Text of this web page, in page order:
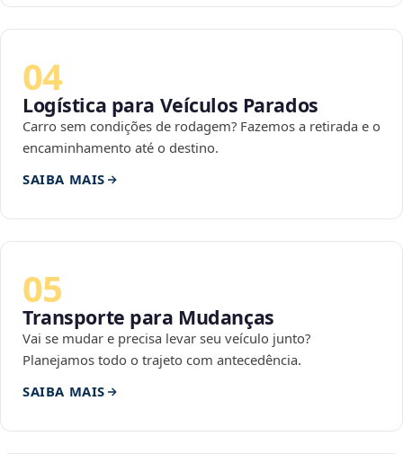
04
Logística para Veículos Parados
Carro sem condições de rodagem? Fazemos a retirada e o
encaminhamento até o destino.
SAIBA MAIS
05
Transporte para Mudanças
Vai se mudar e precisa levar seu veículo junto?
Planejamos todo o trajeto com antecedência.
SAIBA MAIS